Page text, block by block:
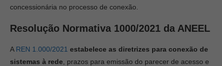
concessionária no processo de conexão.
Resolução Normativa 1000/2021 da ANEEL
A REN 1.000/2021 estabelece as diretrizes para conexão de
sistemas à rede , prazos para emissão do parecer de acesso e